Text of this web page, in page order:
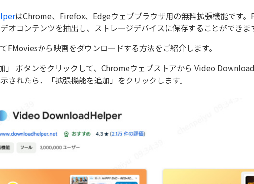
はChrome、Firefox、Edgeウェブブラウザ用の無料拡張機能です
オコンテンツを抽出し、ストレージデバイスに保存することができま
FMoviesから映画をダウンロードする方法をご紹介します。
」 ボタンをクリックして、Chromeウェブストアから Video
されたら、「拡張機能を追加」をクリックします。